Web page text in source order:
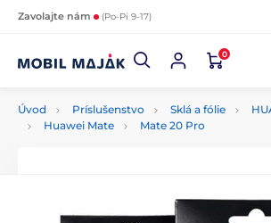
Zavolajte nám (Po-Pi 9-17)
0
Úvod Príslušenstvo Sklá a fólie
Huawei Mate
Mate 20 Pro